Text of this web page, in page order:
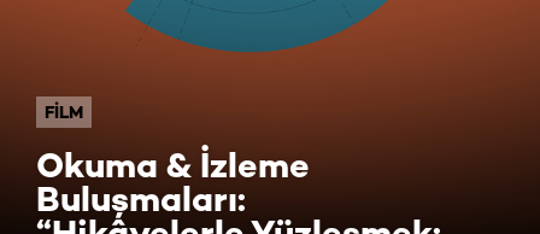
FILM
Okuma & İzleme
Buluşmaları: